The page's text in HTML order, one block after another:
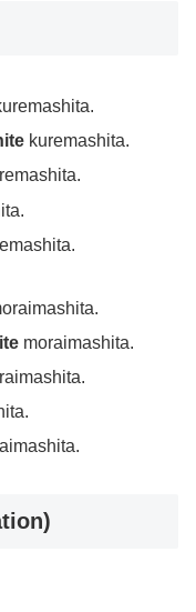
kuremashita.
moraimashita.